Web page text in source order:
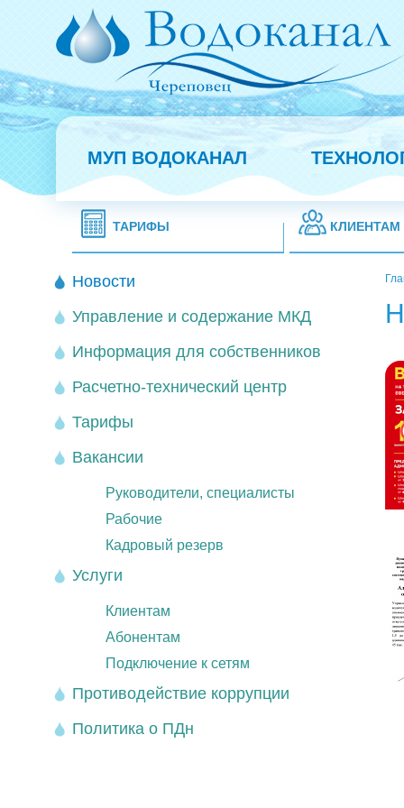
МУП ВОДОКАНАЛ
ТАРИФЫ КЛИЕНТАМ
Новости
Управление и содержание МКД
Информация для собственников
Расчетно-технический центр
Тарифы
Вакансии
Руководители, специалисты
Рабочие
Кадровый резерв
Услуги
Клиентам
Абонентам
Подключение к сетям
Противодействие коррупции
Политика о ПДн